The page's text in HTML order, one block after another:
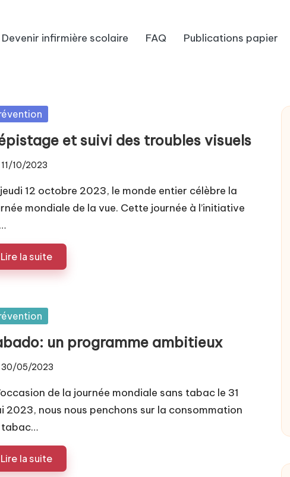
Devenir infirmière scolaire FAQ Publications papier
et suivi des troubles visuels
11/10/2023
12 octobre 2023, le monde entier célèbre la
mondiale de la vue. Cette journée à l’initiative
Lire la suite
un programme ambitieux
30/05/2023
de la journée mondiale sans tabac le 31
2023, nous nous penchons sur la consommation
tabac…
Lire la suite